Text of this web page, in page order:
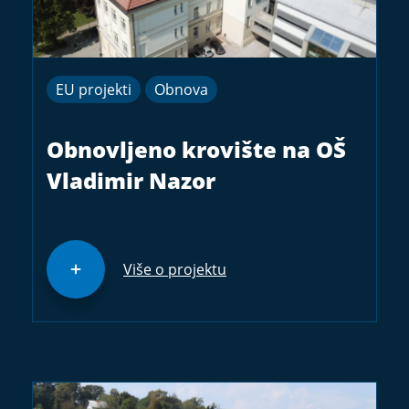
EU projekti Obnova
Obnovljeno krovište na OŠ
Vladimir Nazor
Više o projektu